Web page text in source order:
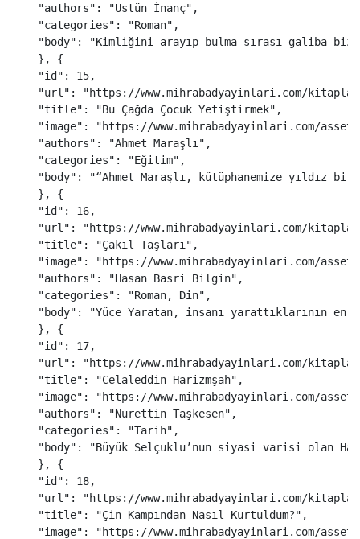
"authors" : "Üstün İnanç" ,
"categories" : "Roman" ,
"body" : "Kimliğini arayıp bulma sırası galiba
},
{
"id " : 15,
"url " : "https://www.mihrabadyayinlari.com/
"title" : "Bu Çağda Çocuk Yetiştirmek" ,
"image" : "https://www.mihrabadyayinlari.com/
"authors" : "Ahmet Maraşlı " ,
"categories" : "Eğitim" ,
"body" : "“Ahmet Maraşlı, kütüphanemize
},
{
"id " : 16,
"url " : "https://www.mihrabadyayinlari.com/
"title" : "Çakıl Taşları " ,
"image" : "https://www.mihrabadyayinlari.com/
"authors" : "Hasan Basri Bilgin" ,
"categories" : "Roman, Din" ,
"body" : "Yüce Yaratan, insanı yarattıklarının en
},
{
"id " : 17,
"url " : "https://www.mihrabadyayinlari.com/
"title" : "Celaleddin Harizmşah" ,
"image" : "https://www.mihrabadyayinlari.com/
"authors" : "Nurettin Taşkesen" ,
"categories" : "Tarih" ,
"body" : "Büyük Selçuklu’nun siyasi varisi olan
},
{
"id " : 18,
"url " : "https://www.mihrabadyayinlari.com/
"title" : "Çin Kampından Nasıl Kurtuldum?" ,
"image" : "https://www.mihrabadyayinlari.com/